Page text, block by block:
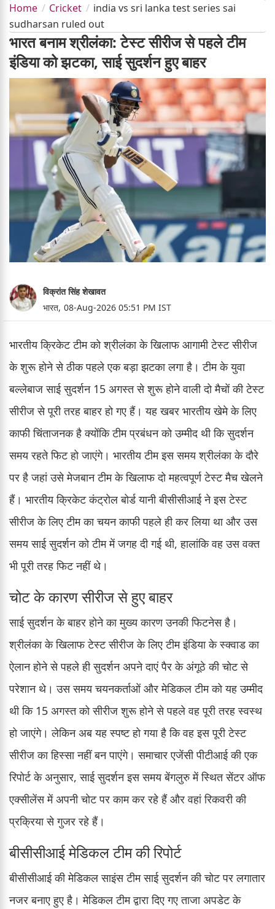
Home Cricket
india vs sri lanka test series sai
sudharsan ruled out
भारत बनाम श्रीलंका: टेस्ट सीरीज से पहले टीम
इंडिया को झटका, साई सुदर्शन हुए बाहर
विक्रांत सिंह शेखावत
भारत, 08-Aug-2026 05:51 PM IST
भारतीय क्रिकेट टीम को श्रीलंका के खिलाफ आगामी टेस्ट सीरीज
के शुरू होने से ठीक पहले एक बड़ा झटका लगा है। टीम के युवा
बल्लेबाज साई सुदर्शन 15 अगस्त से शुरू होने वाली दो मैचों की टेस्ट
सीरीज से पूरी तरह बाहर हो गए हैं। यह खबर भारतीय खेमे के लिए
काफी चिंताजनक है क्योंकि टीम प्रबंधन को उम्मीद थी कि सुदर्शन
समय रहते फिट हो जाएंगे। भारतीय टीम इस समय श्रीलंका के दौरे
पर है जहां उसे मेजबान टीम के खिलाफ दो महत्वपूर्ण टेस्ट मैच खेलने
हैं। भारतीय क्रिकेट कंट्रोल बोर्ड यानी बीसीसीआई ने इस टेस्ट
सीरीज के लिए टीम का चयन काफी पहले ही कर लिया था और उस
समय साई सुदर्शन को टीम में जगह दी गई थी, हालांकि वह उस वक्त
भी पूरी तरह फिट नहीं थे।
चोट के कारण सीरीज से हुए बाहर
साई सुदर्शन के बाहर होने का मुख्य कारण उनकी फिटनेस है।
श्रीलंका के खिलाफ टेस्ट सीरीज के लिए टीम इंडिया के स्क्वाड का
ऐलान होने से पहले ही सुदर्शन अपने दाएं पैर के अंगूठे की चोट से
परेशान थे। उस समय चयनकर्ताओं और मेडिकल टीम को यह उम्मीद
थी कि 15 अगस्त को सीरीज शुरू होने से पहले वह पूरी तरह स्वस्थ
हो जाएंगे। लेकिन अब यह स्पष्ट हो गया है कि वह इस पूरी टेस्ट
सीरीज का हिस्सा नहीं बन पाएंगे। समाचार एजेंसी पीटीआई की एक
रिपोर्ट के अनुसार, साई सुदर्शन इस समय बेंगलुरु में स्थित सेंटर ऑफ
एक्सीलेंस में अपनी चोट पर काम कर रहे हैं और वहां रिकवरी की
प्रक्रिया से गुजर रहे हैं।
बीसीसीआई मेडिकल टीम की रिपोर्ट
बीसीसीआई की मेडिकल साइंस टीम साई सुदर्शन की चोट पर लगातार
नजर बनाए हुए है। मेडिकल टीम द्वारा दिए गए ताजा अपडेट के